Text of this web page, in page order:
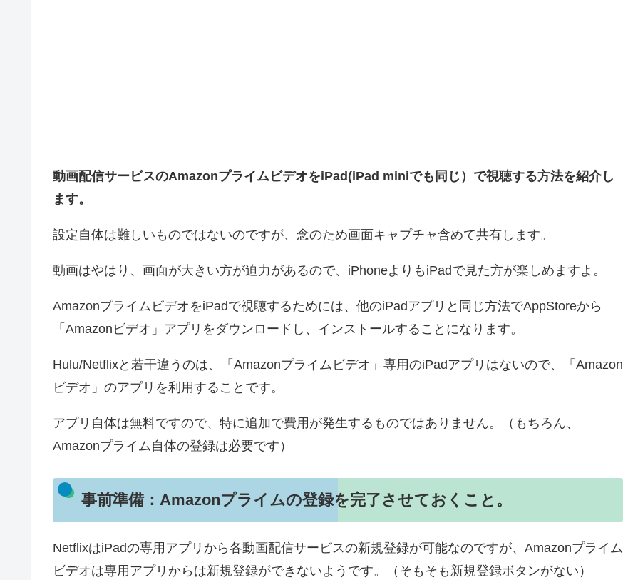
動画配信サービスのAmazonプライムビデオをiPad(iPad miniでも同じ）で視聴する方法を紹介し
ます。
設定自体は難しいものではないのですが、念のため画面キャプチャ含めて共有します。
動画はやはり、画面が大きい方が迫力があるので、iPhoneよりもiPadで見た方が楽しめますよ。
AmazonプライムビデオをiPadで視聴するためには、他のiPadアプリと同じ方法でAppStoreから
「Amazonビデオ」アプリをダウンロードし、インストールすることになります。
Hulu/Netflixと若干違うのは、「Amazonプライムビデオ」専用のiPadアプリはないので、「Amazon
ビデオ」のアプリを利用することです。
アプリ自体は無料ですので、特に追加で費用が発生するものではありません。（もちろん、
Amazonプライム自体の登録は必要です）
事前準備：Amazonプライムの登録を完了させておくこと。
NetflixはiPadの専用アプリから各動画配信サービスの新規登録が可能なのですが、Amazonプライム
ビデオは専用アプリからは新規登録ができないようです。（そもそも新規登録ボタンがない）